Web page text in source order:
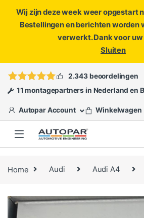
Wij zijn deze week weer opgestart
Bestellingen en berichten worden
verwerkt. Dank voor uw
Sluiten
ofopen een
2.343 beoordelingen
11 montagepartners in Nederland en
Autopar Account Winkelwagen
Home Audi Audi A4